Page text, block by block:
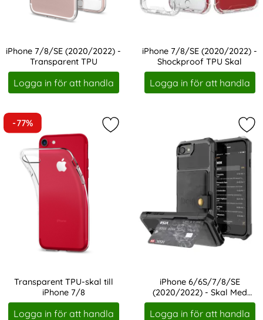
iPhone 7/8/SE (2020/2022) -
Transparent TPU
Art. nr 1443
Logga in för att handla
iPhone 7/8/SE (2020/2022) -
Shockproof TPU Skal
Art. nr 5236
Logga in för att handla
-77%
Transparent TPU-skal till
iPhone 7/8
Art. nr 10143
Logga in för att handla
Markera transparent TPU-skal till
iPhone 6/6S/7/8/SE
(2020/2022) - Skal Med
Magnetiskt Plånbok - Svart
Art. nr 15669
Logga in för att handla